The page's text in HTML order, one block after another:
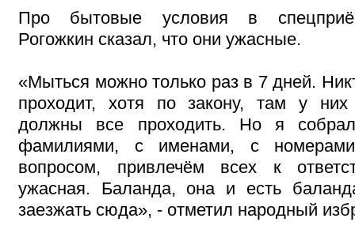
Про бытовые условия в
Рогожкин сказал, что они ужасные.
«Мыться можно только раз в 7 дней.
проходит, хотя по закону, там у них
должны все проходить. Но я
фамилиями, с именами, с
вопросом, привлечём всех к
ужасная. Баланда, она и есть
заезжать сюда», - отметил народный